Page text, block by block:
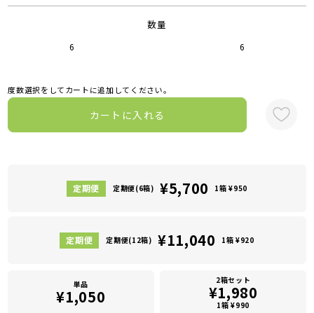
数量
6 6
度数選択をしてカートに追加してください。
カートに入れる
定期便(6箱) ¥5,700 1箱 ¥950
定期便(12箱) ¥11,040 1箱 ¥920
単品
¥1,050
2箱セット
¥1,980
1箱 ¥990